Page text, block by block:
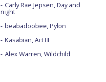
Carly Rae Jepsen, Day and
night
beabadoobee, Pylon
Kasabian, Act III
Alex Warren, Wildchild